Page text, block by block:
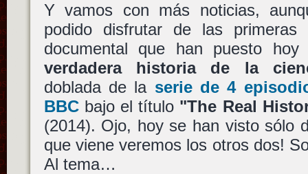
Y vamos con más noticias,
podido disfrutar de las
documental que han puesto
verdadera historia de la
doblada de la serie de 4
BBCbajo el título "The Real
(2014). Ojo, hoy se han visto sólo
que viene veremos los otros dos!
Al tema…